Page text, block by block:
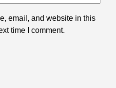
email, and website in this
time I comment.